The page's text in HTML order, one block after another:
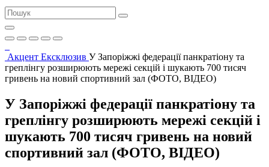
Акцент Ексклюзив У Запоріжжі федерації панкратіону та
греплінгу розширюють мережі секцій і шукають 700 тисяч
гривень на новий спортивний зал (ФОТО, ВІДЕО)
У Запоріжжі федерації панкратіону та
греплінгу розширюють мережі секцій і
шукають 700 тисяч гривень на новий
спортивний зал (ФОТО, ВІДЕО)